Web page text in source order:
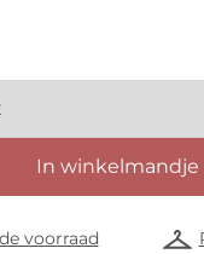
In winkelmandje
voorraad